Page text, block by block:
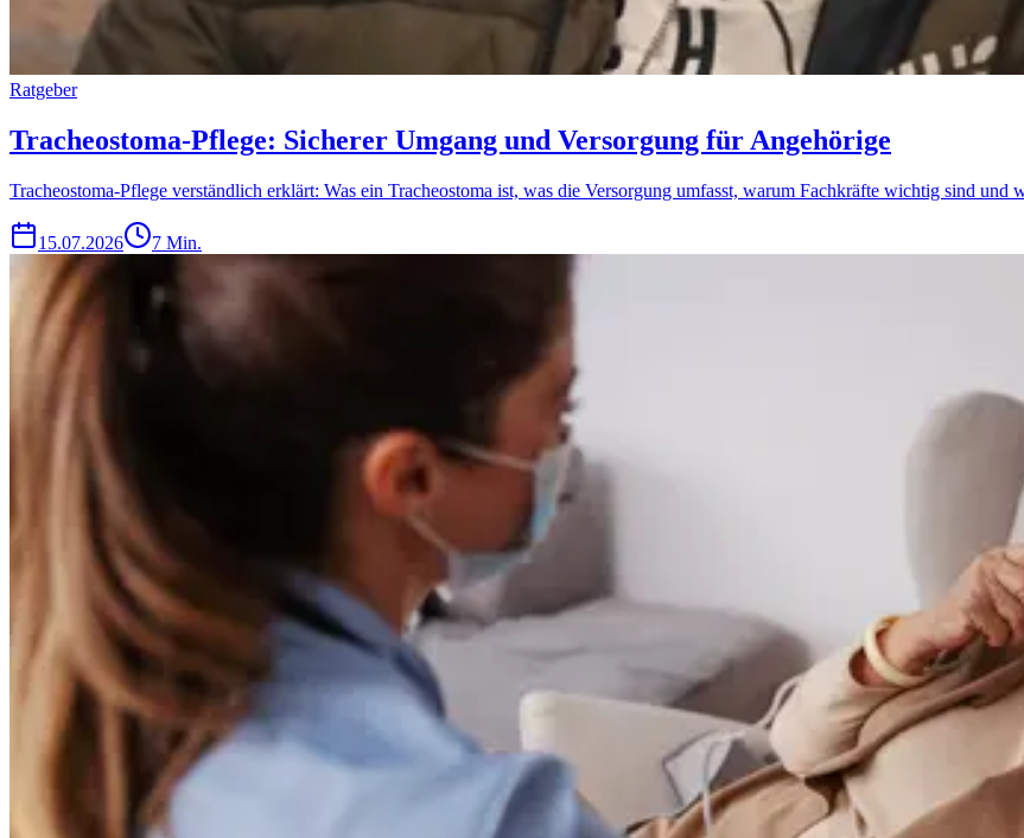
Ratgeber
Tracheostoma-Pflege: Sicherer Umgang und Versorgung für Angehörige
Tracheostoma-Pflege verständlich erklärt: Was ein Tracheostoma ist, was die Versorgung umfasst, warum Fachkräfte wichtig sind
15.07.2026 7 Min.